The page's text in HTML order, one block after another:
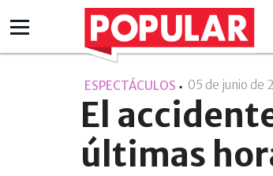
ESPECTÁCULOS 05 de junio de
El
últimas